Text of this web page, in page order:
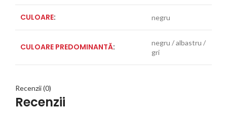
CULOARE: negru
CULOARE PREDOMINANTĂ:
negru / albastru /
gri
Recenzii (0)
Recenzii